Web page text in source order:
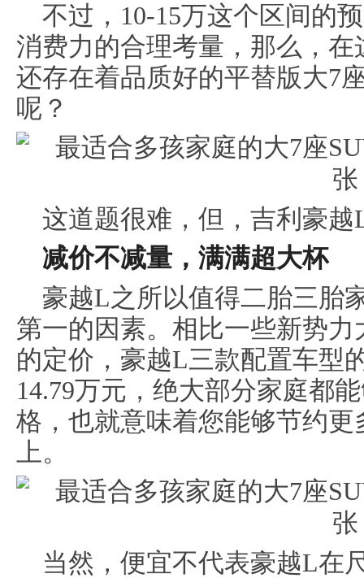
不过，10-15万这个区间的
消费力的合理考量，那么，
还存在着品质好的平替版大7
呢？
这道题很难，但，吉利豪越
减价不减量，满满超大杯
豪越L之所以值得二胎三胎
第一的因素。相比一些新势
的定价，豪越L三款配置车型
14.79万元，绝大部分家庭都
格，也就意味着您能够节约
上。
当然，便宜不代表豪越L在